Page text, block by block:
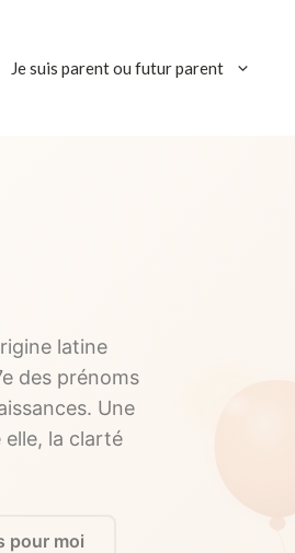
Je suis parent ou futur parent
latine
des prénoms
Une
la clarté
pour moi